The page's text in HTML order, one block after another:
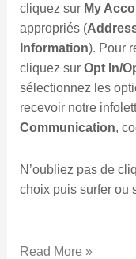
cliquez sur My
appropriés (
Information). Pour
cliquez sur Opt In/
sélectionnez les
recevoir notre
Communication,
N’oubliez pas de
choix puis surfer ou
Read More »